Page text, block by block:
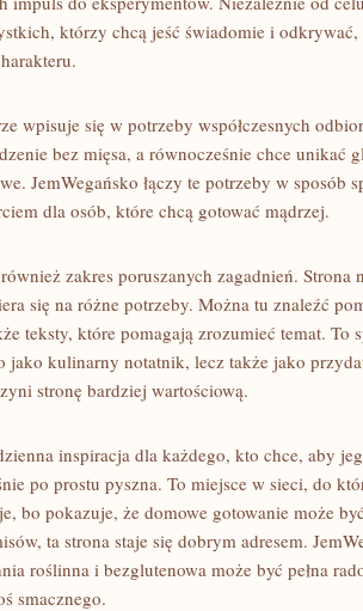
którzy chcą jeść świadomie i
wpisuje się w potrzeby współczesnych
bez mięsa, a równocześnie chce unikać
JemWegańsko łączy te potrzeby w sposób
dla osób, które chcą gotować mądrzej.
zakres poruszanych zagadnień. Strona
się na różne potrzeby. Można tu znaleźć
teksty, które pomagają zrozumieć temat. To
kulinarny notatnik, lecz także jako
stronę bardziej wartościową.
inspiracja dla każdego, kto chce, aby
po prostu pyszna. To miejsce w sieci, do
bo pokazuje, że domowe gotowanie może
ta strona staje się dobrym adresem.
roślinna i bezglutenowa może być pełna
smacznego.